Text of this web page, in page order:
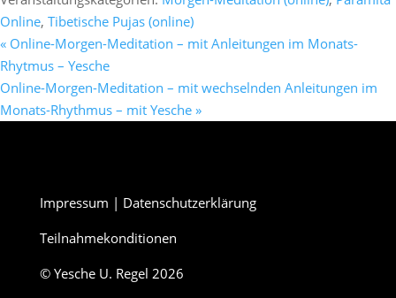
Online, Tibetische Pujas (online)
« Online-Morgen-Meditation – mit Anleitungen im Monats-
Rhytmus – Yesche
Online-Morgen-Meditation – mit wechselnden Anleitungen im
Monats-Rhythmus – mit Yesche »
Impressum | Datenschutzerklärung
Teilnahmekonditionen
© Yesche U. Regel 2026